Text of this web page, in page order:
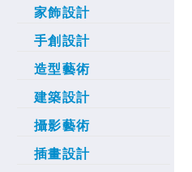
家飾設計
手創設計
造型藝術
建築設計
攝影藝術
插畫設計